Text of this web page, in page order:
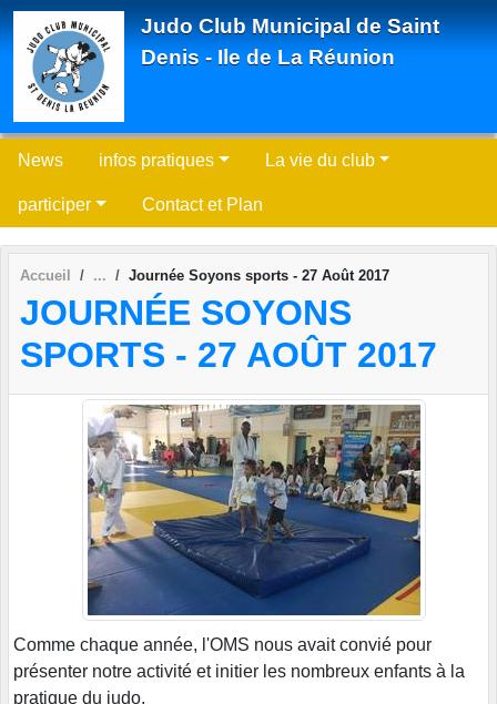
Judo Club Municipal de Saint
Denis - Ile de La Réunion
News infos pratiques La vie du club
participer Contact et Plan
Accueil Journée Soyons sports - 27 Août 2017
JOURNÉE SOYONS
SPORTS - 27 AOÛT 2017
Comme chaque année, l'OMS nous avait convié pour
présenter notre activité et initier les nombreux enfants à la
pratique du judo.
Panneau de gestion des cookies